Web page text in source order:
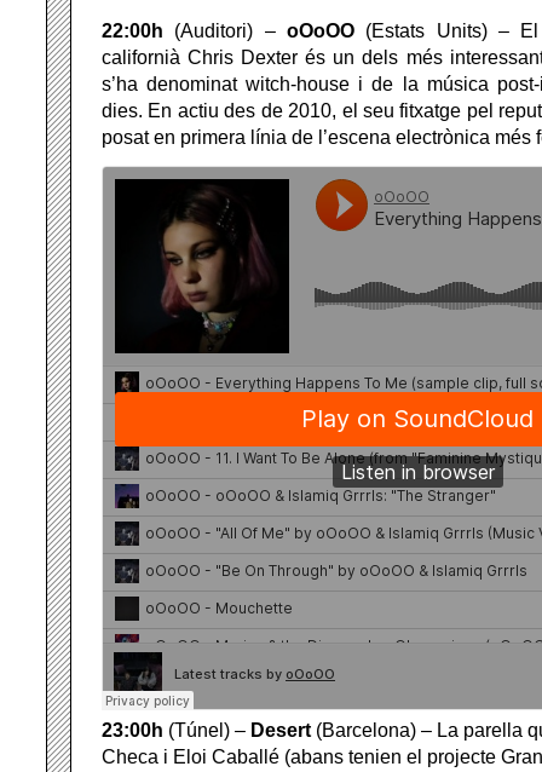
22:00h (Auditori) – oOoOO(Estats Units) – El
californià Chris Dexter és un dels més
s’ha denominat witch-house i de la música
dies. En actiu des de 2010, el seu fitxatge pel
posat en primera línia de l’escena electrònica més
23:00h (Túnel) – Desert (Barcelona) – La parella
Checa i Eloi Caballé (abans tenien el projecte